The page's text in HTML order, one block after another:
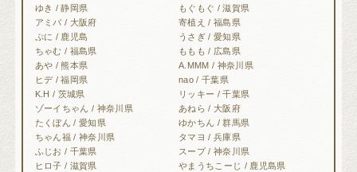
ゆき / 静岡県
もぐもぐ / 滋賀県
アミバ / 大阪府
寄植え / 福島県
ぷに / 鹿児島
うさぎ / 愛知県
ちゃむ / 福島県
ももも / 広島県
あや / 熊本県
A.MMM / 神奈川県
ヒデ / 福岡県
nao / 千葉県
K.H / 茨城県
リッキー / 千葉県
ゾーイちゃん / 神奈川県
あねら / 大阪府
たくぼん / 愛知県
ゆかちん / 群馬県
ちゃん福 / 神奈川県
タマヨ / 兵庫県
ふじお / 千葉県
スープ / 神奈川県
ヒロ子 / 滋賀県
やまうちこーじ / 鹿児島県